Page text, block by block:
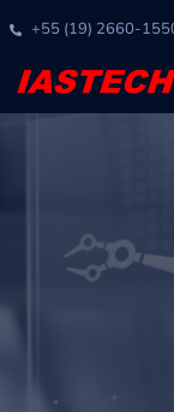
+55 (19) 2660-